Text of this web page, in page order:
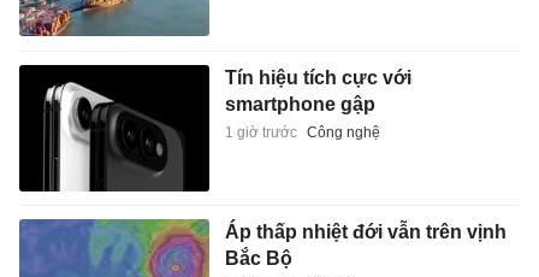
Tín hiệu tích cực với
smartphone gập
1 giờ trước Công nghệ
Áp thấp nhiệt đới vẫn trên vịnh
Bắc Bộ